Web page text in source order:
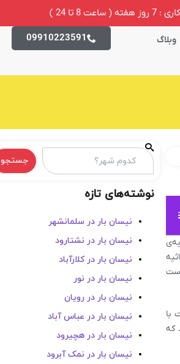
ساعت 8 تا 24 )
وبلاگ 09910223591
با
که
جستجو
نوشته‌های تازه
نیسان بار در سلمانشهر
نیسان بار در نشتارود
نیسان بار در کلارآباد
نیسان بار در نور
نیسان بار در رویان
نیسان بار در عباس آباد
نیسان بار در هچیرود
نیسان بار در نمک آبرود